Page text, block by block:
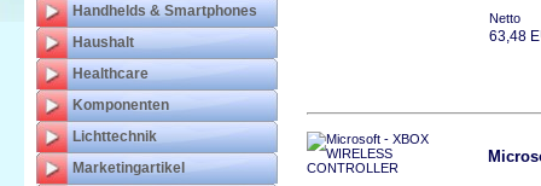
Netto
63,48
Handhelds & Smartphones
Haushalt
Healthcare
Komponenten
Lichttechnik
Marketingartikel